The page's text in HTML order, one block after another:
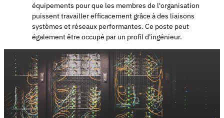
équipements pour que les membres de l'organisation
puissent travailler efficacement grâce à des liaisons
systèmes et réseaux performantes. Ce poste peut
également être occupé par un profil d'ingénieur.